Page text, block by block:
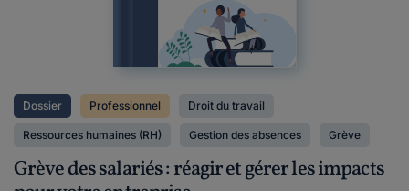
Dossier Professionnel Droit du travail
Ressources humaines (RH) Gestion des absences Grève
Grève des salariés : réagir et gérer les impacts